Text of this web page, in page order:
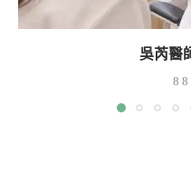
吳芮醫
8 8